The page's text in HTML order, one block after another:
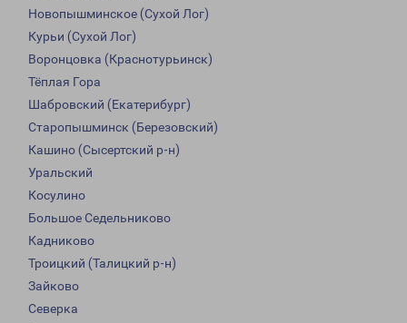
Новопышминское (Сухой Лог)
Курьи (Сухой Лог)
Воронцовка (Краснотурьинск)
Тёплая Гора
Шабровский (Екатерибург)
Старопышминск (Березовский)
Кашино (Сысертский р-н)
Уральский
Косулино
Большое Седельниково
Кадниково
Троицкий (Талицкий р-н)
Зайково
Северка